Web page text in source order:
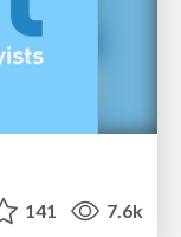
141 7.6k